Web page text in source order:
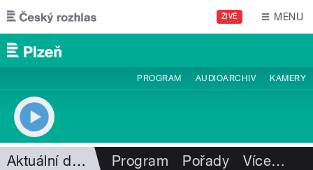
Přejít k hlavnímu obsahu
ŽIVĚ MENU
PROGRAM AUDIOARCHIV KAMERY
Aktuální dění Program Pořady Více…